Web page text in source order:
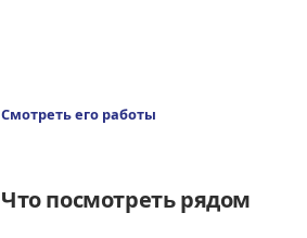
Смотреть его работы
Что посмотреть рядом